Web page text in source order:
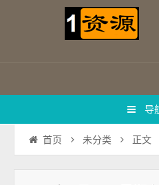
导
首页 未分类 正文